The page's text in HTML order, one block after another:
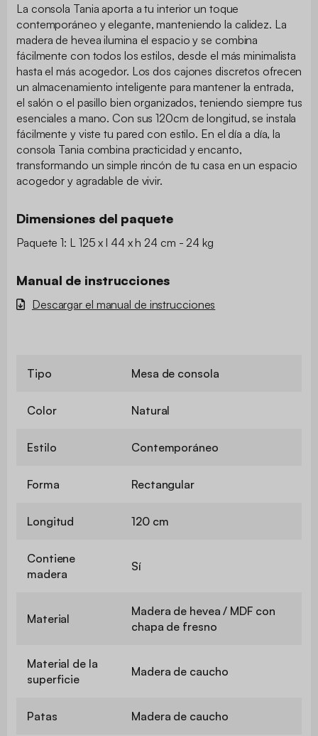
La consola Tania aporta a tu interior un toque
contemporáneo y elegante, manteniendo la calidez. La
madera de hevea ilumina el espacio y se combina
fácilmente con todos los estilos, desde el más minimalista
hasta el más acogedor. Los dos cajones discretos ofrecen
un almacenamiento inteligente para mantener la entrada,
el salón o el pasillo bien organizados, teniendo siempre tus
esenciales a mano. Con sus 120cm de longitud, se instala
fácilmente y viste tu pared con estilo. En el día a día, la
consola Tania combina practicidad y encanto,
transformando un simple rincón de tu casa en un espacio
acogedor y agradable de vivir.
Dimensiones del paquete
Paquete 1: L 125 x l 44 x h 24 cm - 24 kg
Manual de instrucciones
Descargar el manual de instrucciones
Tipo Mesa de consola
Color Natural
Estilo Contemporáneo
Forma Rectangular
Longitud 120 cm
Contiene
madera
Sí
Material
Madera de hevea / MDF con
chapa de fresno
Material de la
superficie
Madera de caucho
Patas Madera de caucho